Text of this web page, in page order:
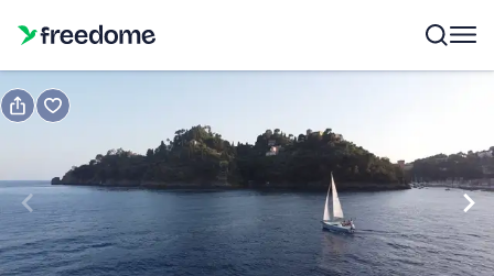
Navigate
forward
to
Modifica
09:00 Modifica